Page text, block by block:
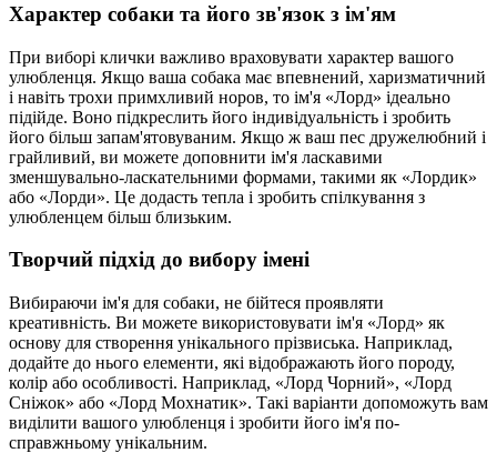
Характер собаки та його зв'язок з ім'ям
При виборі клички важливо враховувати характер вашого
улюбленця. Якщо ваша собака має впевнений, харизматичний
і навіть трохи примхливий норов, то ім'я «Лорд» ідеально
підійде. Воно підкреслить його індивідуальність і зробить
його більш запам'ятовуваним. Якщо ж ваш пес дружелюбний і
грайливий, ви можете доповнити ім'я ласкавими
зменшувально-ласкательними формами, такими як «Лордик»
або «Лорди». Це додасть тепла і зробить спілкування з
улюбленцем більш близьким.
Творчий підхід до вибору імені
Вибираючи ім'я для собаки, не бійтеся проявляти
креативність. Ви можете використовувати ім'я «Лорд» як
основу для створення унікального прізвиська. Наприклад,
додайте до нього елементи, які відображають його породу,
колір або особливості. Наприклад, «Лорд Чорний», «Лорд
Сніжок» або «Лорд Мохнатик». Такі варіанти допоможуть вам
виділити вашого улюбленця і зробити його ім'я по-
справжньому унікальним.